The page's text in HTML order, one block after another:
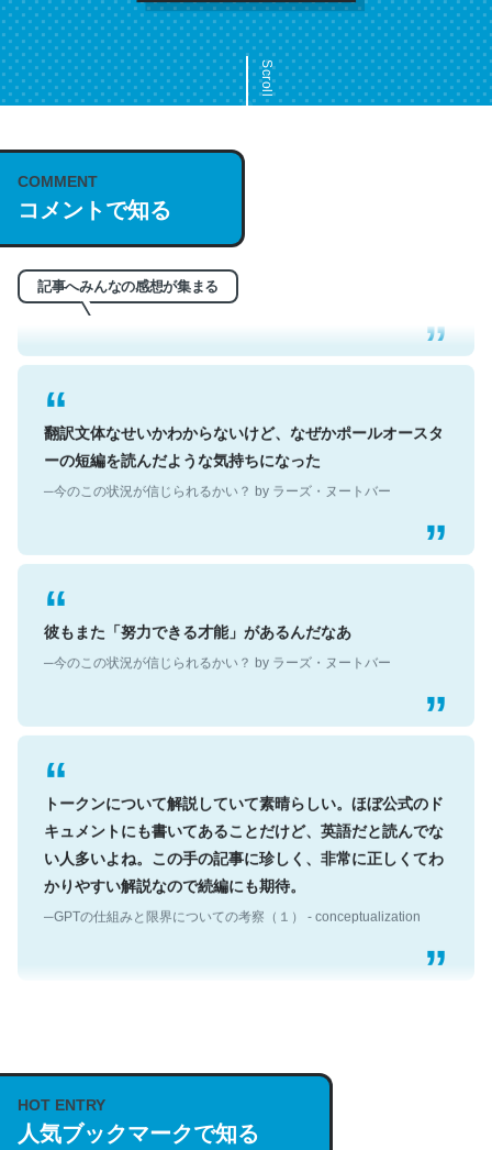
Scroll
COMMENT
コメントで知る
記事へみんなの感想が集まる
これは名文。彼はとてもクレバーなんだろうなと凄く思
う。英語少しでも読める人は原文もお勧め。自分はこの流
れ好き。Let’s Fucking Go. Then Covid hit. Shit.
─今のこの状況が信じられるかい？ by ラーズ・ヌートバー
翻訳文体なせいかわからないけど、なぜかポールオースタ
ーの短編を読んだような気持ちになった
─今のこの状況が信じられるかい？ by ラーズ・ヌートバー
彼もまた「努力できる才能」があるんだなあ
─今のこの状況が信じられるかい？ by ラーズ・ヌートバー
トークンについて解説していて素晴らしい。ほぼ公式のド
キュメントにも書いてあることだけど、英語だと読んでな
い人多いよね。この手の記事に珍しく、非常に正しくてわ
かりやすい解説なので続編にも期待。
─GPTの仕組みと限界についての考察（１） - conceptualization
説してる記事が少ないので貴重な良記事。/続編来た
https://isobe324649.hatenablog.com/entry/2023/03/27
/064121
HOT ENTRY
人気ブックマークで知る